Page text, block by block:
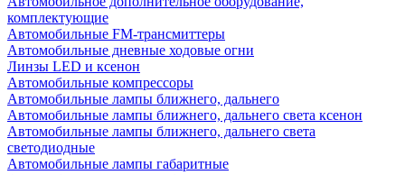
комплектующие
Автомобильные FM-трансмиттеры
Автомобильные дневные ходовые огни
Линзы LED и ксенон
Автомобильные компрессоры
Автомобильные лампы ближнего, дальнего
Автомобильные лампы ближнего, дальнего света ксенон
Автомобильные лампы ближнего, дальнего света
светодиодные
Автомобильные лампы габаритные